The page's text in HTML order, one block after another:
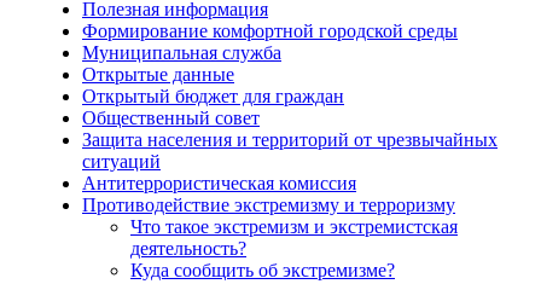
Полезная информация
Формирование комфортной городской среды
Муниципальная служба
Открытые данные
Открытый бюджет для граждан
Общественный совет
Защита населения и территорий от чрезвычайных
ситуаций
Антитеррористическая комиссия
Противодействие экстремизму и терроризму
Что такое экстремизм и экстремистская
деятельность?
Куда сообщить об экстремизме?